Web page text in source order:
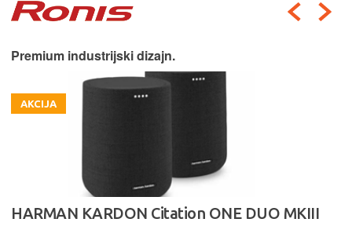
Premium industrijski dizajn.
AKCIJA
HARMAN KARDON Citation ONE DUO MKIII